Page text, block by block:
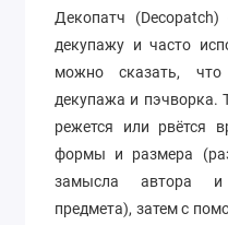
Декопатч
декупажу и часто
можно сказать, что
декупажа и пэчворка.
режется или рвётся
формы и размера
замысла автора и
предмета), затем с